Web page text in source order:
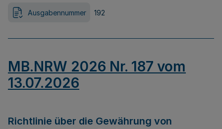
Ausgabennummer 192
MB.NRW 2026 Nr. 187 vom
13.07.2026
Richtlinie über die Gewährung von